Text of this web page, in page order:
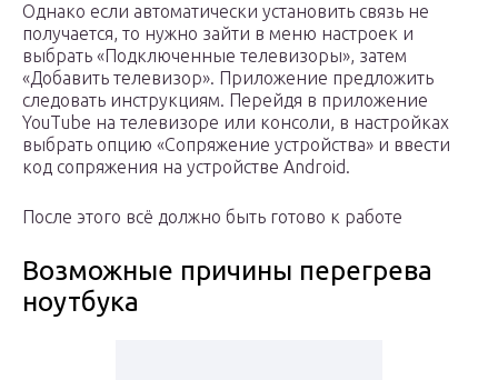
Однако если автоматически установить связь не
получается, то нужно зайти в меню настроек и
выбрать «Подключенные телевизоры», затем
«Добавить телевизор». Приложение предложить
следовать инструкциям. Перейдя в приложение
YouTube на телевизоре или консоли, в настройках
выбрать опцию «Сопряжение устройства» и ввести
код сопряжения на устройстве Android.
После этого всё должно быть готово к работе
Возможные причины перегрева
ноутбука